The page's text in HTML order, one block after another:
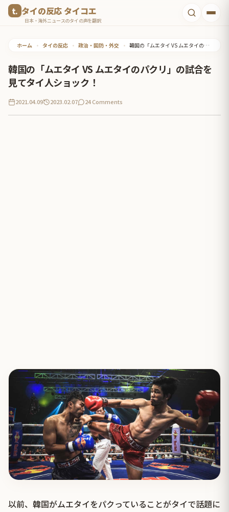
タイの反応 タイコエ
日本・海外ニュースのタイの声を翻訳
ホーム • タイの反応 • 政治・国防・外交 • 韓国の「ムエタイ VS ムエタイのパクリ」の試合を見てタイ人ショック！
韓国の「ムエタイ VS ムエタイのパクリ」の試合を
見てタイ人ショック！
2021.04.09 2023.02.07 24 Comments
以前、韓国がムエタイをパクっていることがタイで話題に